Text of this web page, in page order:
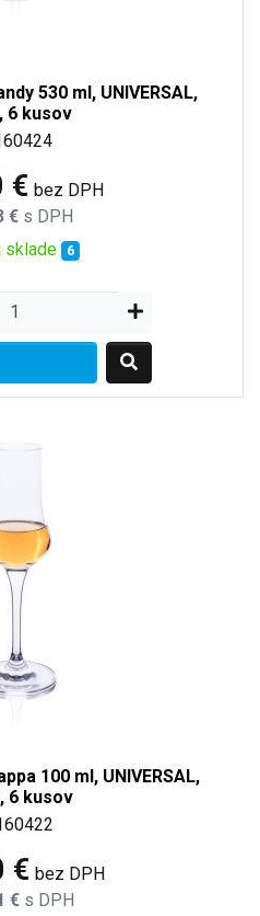
530 ml, UNIVERSAL,
6 kusov
€ bez DPH
€ s DPH
sklade 6
100 ml, UNIVERSAL,
6 kusov
€ bez DPH
€ s DPH